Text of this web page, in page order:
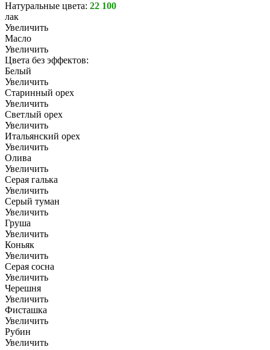
Натуральные цвета: 22 100
лак
Увеличить
Масло
Увеличить
Цвета без эффектов:
Белый
Увеличить
Старинный орех
Увеличить
Светлый орех
Увеличить
Итальянский орех
Увеличить
Олива
Увеличить
Серая галька
Увеличить
Серый туман
Увеличить
Груша
Увеличить
Коньяк
Увеличить
Серая сосна
Увеличить
Черешня
Увеличить
Фисташка
Увеличить
Рубин
Увеличить